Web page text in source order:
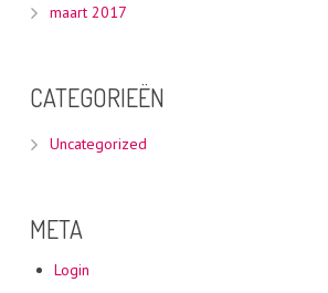
maart 2017
CATEGORIEËN
Uncategorized
META
Login